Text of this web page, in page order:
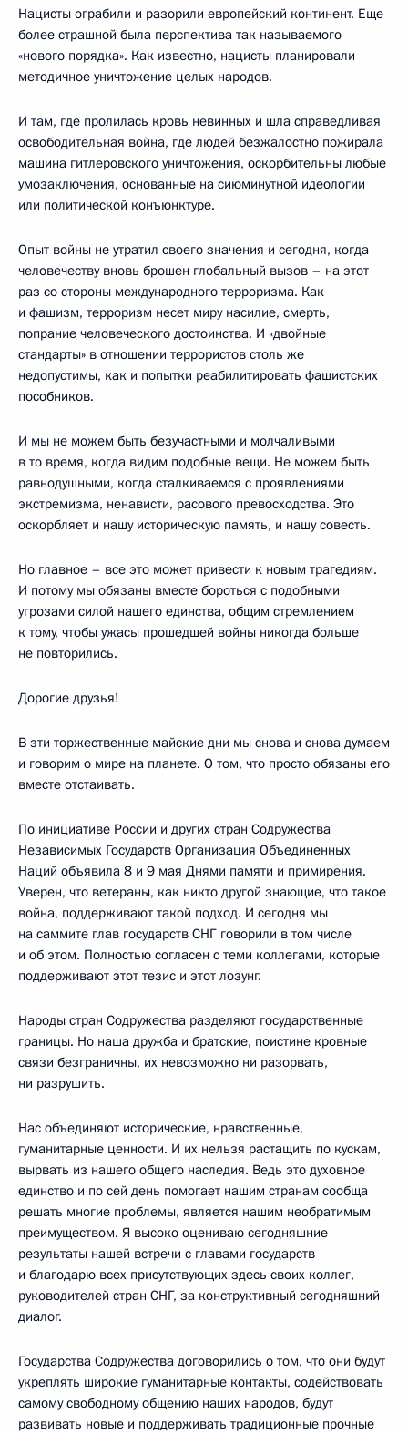
Нацисты ограбили и разорили европейский континент. Еще
более страшной была перспектива так называемого
«нового порядка». Как известно, нацисты планировали
методичное уничтожение целых народов.
И там, где пролилась кровь невинных и шла справедливая
освободительная война, где людей безжалостно пожирала
машина гитлеровского уничтожения, оскорбительны любые
умозаключения, основанные на сиюминутной идеологии
или политической конъюнктуре.
Опыт войны не утратил своего значения и сегодня, когда
человечеству вновь брошен глобальный вызов – на этот
раз со стороны международного терроризма. Как
и фашизм, терроризм несет миру насилие, смерть,
попрание человеческого достоинства. И «двойные
стандарты» в отношении террористов столь же
недопустимы, как и попытки реабилитировать фашистских
пособников.
И мы не можем быть безучастными и молчаливыми
в то время, когда видим подобные вещи. Не можем быть
равнодушными, когда сталкиваемся с проявлениями
экстремизма, ненависти, расового превосходства. Это
оскорбляет и нашу историческую память, и нашу совесть.
Но главное – все это может привести к новым трагедиям.
И потому мы обязаны вместе бороться с подобными
угрозами силой нашего единства, общим стремлением
к тому, чтобы ужасы прошедшей войны никогда больше
не повторились.
Дорогие друзья!
В эти торжественные майские дни мы снова и снова думаем
и говорим о мире на планете. О том, что просто обязаны его
вместе отстаивать.
По инициативе России и других стран Содружества
Независимых Государств Организация Объединенных
Наций объявила 8 и 9 мая Днями памяти и примирения.
Уверен, что ветераны, как никто другой знающие, что такое
война, поддерживают такой подход. И сегодня мы
на саммите глав государств СНГ говорили в том числе
и об этом. Полностью согласен с теми коллегами, которые
поддерживают этот тезис и этот лозунг.
Народы стран Содружества разделяют государственные
границы. Но наша дружба и братские, поистине кровные
связи безграничны, их невозможно ни разорвать,
ни разрушить.
Нас объединяют исторические, нравственные,
гуманитарные ценности. И их нельзя растащить по кускам,
вырвать из нашего общего наследия. Ведь это духовное
единство и по сей день помогает нашим странам сообща
решать многие проблемы, является нашим необратимым
преимуществом. Я высоко оцениваю сегодняшние
результаты нашей встречи с главами государств
и благодарю всех присутствующих здесь своих коллег,
руководителей стран СНГ, за конструктивный сегодняшний
диалог.
Государства Содружества договорились о том, что они будут
укреплять широкие гуманитарные контакты, содействовать
самому свободному общению наших народов, будут
развивать новые и поддерживать традиционные прочные